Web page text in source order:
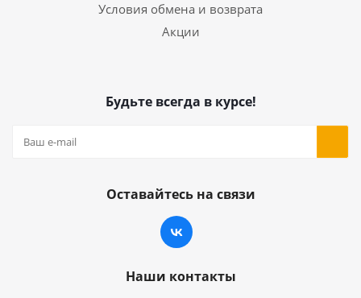
Условия обмена и возврата
Акции
Будьте всегда в курсе!
Оставайтесь на связи
Наши контакты